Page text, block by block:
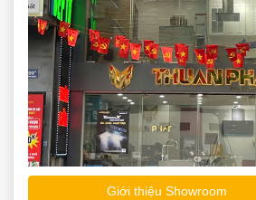
Giới thiệu Showroom